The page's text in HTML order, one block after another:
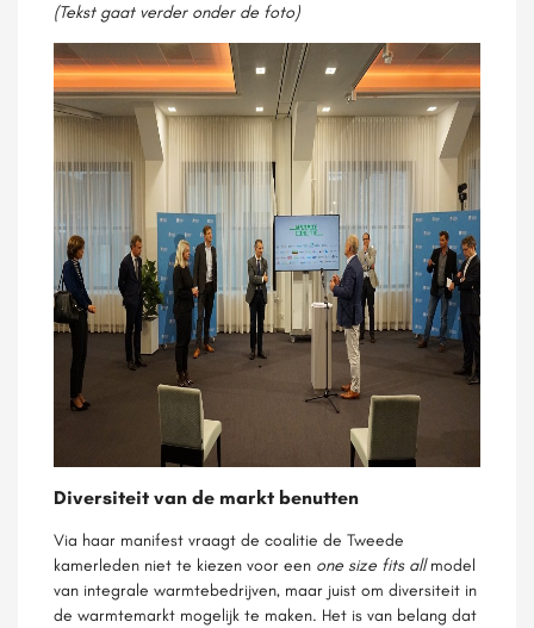
(Tekst gaat verder onder de foto)
Diversiteit van de markt benutten
Via haar manifest vraagt de coalitie de Tweede
kamerleden niet te kiezen voor een one size fits allmodel
van integrale warmtebedrijven, maar juist om diversiteit in
de warmtemarkt mogelijk te maken. Het is van belang dat